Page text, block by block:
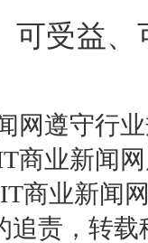
可受益
网遵守行
商业新闻
商业新闻
追责，转